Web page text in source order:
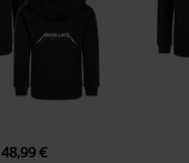
48,99 €